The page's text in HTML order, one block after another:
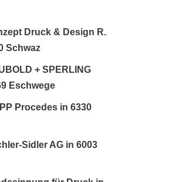
Druck & Design R.
Schwaz
+ SPERLING
Eschwege
Procedes in 6330
Sidler AG in 6003